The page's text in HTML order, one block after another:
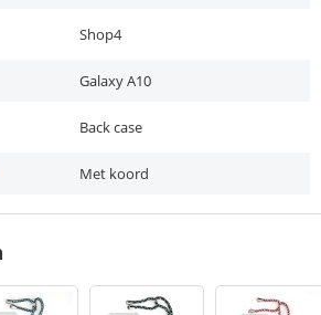
Shop4
Galaxy A10
Back case
Met koord